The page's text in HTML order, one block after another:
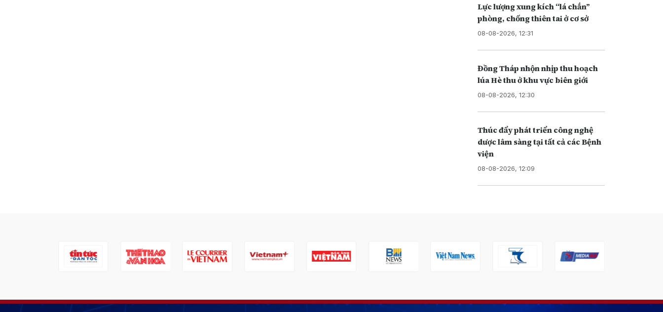
Lực lượng xung kích “lá chắn”
phòng, chống thiên tai ở cơ sở
08-08-2026, 12:31
Đồng Tháp nhộn nhịp thu hoạch
lúa Hè thu ở khu vực biên giới
08-08-2026, 12:30
Thúc đẩy phát triển công nghệ
dược lâm sàng tại tất cả các Bệnh
viện
08-08-2026, 12:09